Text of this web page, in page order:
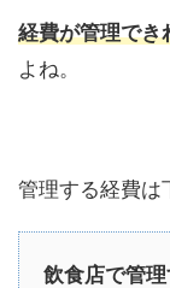
経費が管理でき
よね。
管理する経費は
飲食店で管